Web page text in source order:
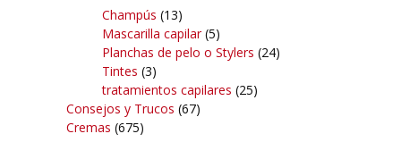
Champús (13)
Mascarilla capilar(5)
Planchas de pelo o Stylers (24)
Tintes (3)
tratamientos capilares (25)
Consejos y Trucos (67)
Cremas (675)